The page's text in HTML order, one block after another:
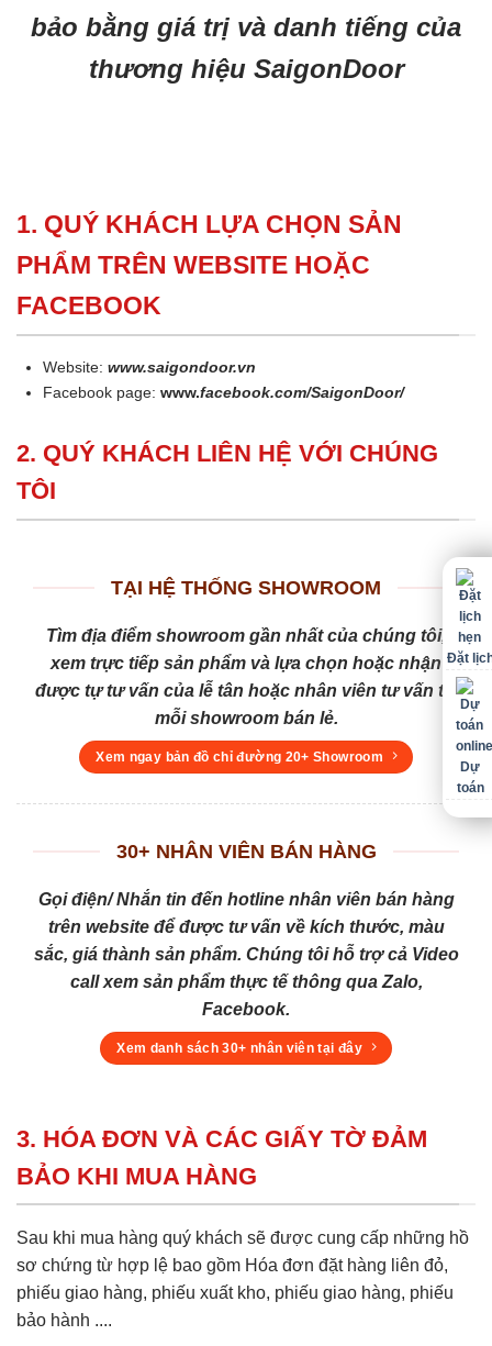
bảo bằng giá trị và danh tiếng của
thương hiệu SaigonDoor
1. QUÝ KHÁCH LỰA CHỌN SẢN
PHẨM TRÊN WEBSITE HOẶC
FACEBOOK
Website:www.saigondoor.vn
Facebook page:www.facebook.com/SaigonDoor/
2. QUÝ KHÁCH LIÊN HỆ VỚI CHÚNG
TÔI
TẠI HỆ THỐNG SHOWROOM
Tìm địa điểm showroom gần nhất của chúng tôi,
xem trực tiếp sản phẩm và lựa chọn hoặc nhận
được tự tư vấn của lễ tân hoặc nhân viên tư vấn tại
mỗi showroom bán lẻ.
Xem ngay bản đồ chỉ đường 20+ Showroom
30+ NHÂN VIÊN BÁN HÀNG
Gọi điện/ Nhắn tin đến hotline nhân viên bán hàng
trên website để được tư vấn về kích thước, màu
sắc, giá thành sản phẩm. Chúng tôi hỗ trợ cả Video
call xem sản phẩm thực tế thông qua Zalo,
Facebook.
Xem danh sách 30+ nhân viên tại đây
3. HÓA ĐƠN VÀ CÁC GIẤY TỜ ĐẢM
BẢO KHI MUA HÀNG
Sau khi mua hàng quý khách sẽ được cung cấp những hồ
sơ chứng từ hợp lệ bao gồm Hóa đơn đặt hàng liên đỏ,
phiếu giao hàng, phiếu xuất kho, phiếu giao hàng, phiếu
bảo hành ....
Đặt
Dự
toán